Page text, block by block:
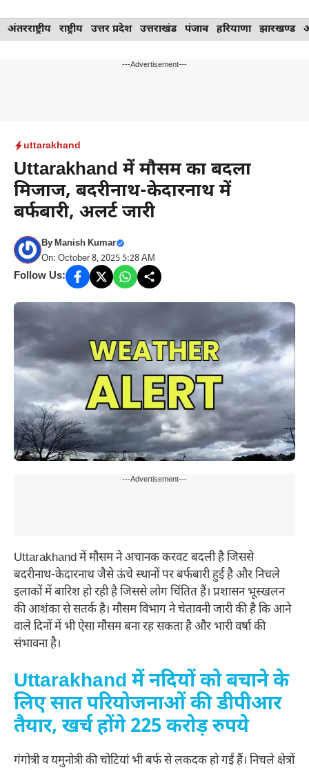
Skip
to
अंतरराष्ट्रीय राष्ट्रीय उत्तर प्रदेश उत्तराखंड पंजाब हरियाणा झारखण्ड
---Advertisement---
uttarakhand
Uttarakhand में मौसम का बदला
मिजाज, बदरीनाथ-केदारनाथ में
बर्फबारी, अलर्ट जारी
ByManish Kumar
On: October 8, 2025 5:28 AM
Follow Us:
---Advertisement---
Uttarakhand में मौसम ने अचानक करवट बदली है जिससे
बदरीनाथ-केदारनाथ जैसे ऊंचे स्थानों पर बर्फबारी हुई है और निचले
इलाकों में बारिश हो रही है जिससे लोग चिंतित हैं। प्रशासन भूस्खलन
की आशंका से सतर्क है। मौसम विभाग ने चेतावनी जारी की है कि आने
वाले दिनों में भी ऐसा मौसम बना रह सकता है और भारी वर्षा की
संभावना है।
Uttarakhand में नदियों को बचाने के
लिए सात परियोजनाओं की डीपीआर
तैयार, खर्च होंगे 225 करोड़ रुपये
गंगोत्री व यमुनोत्री की चोटियां भी बर्फ से लकदक हो गईं हैं। निचले क्षेत्रों